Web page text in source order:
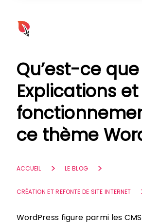
Qu’est-ce que
Explications et
ce thème
ACCUEIL LE BLOG
CRÉATION ET REFONTE DE SITE INTERNET
WordPress figure parmi les